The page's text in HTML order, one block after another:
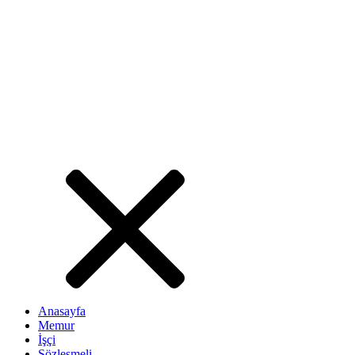
Anasayfa
Memur
İşçi